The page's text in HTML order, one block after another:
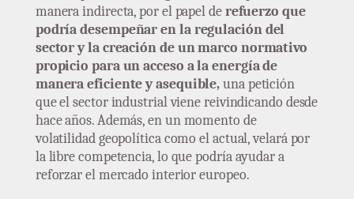
manera indirecta, por el papel derefuerzo que
podría desempeñar en la regulación del
sector y la creación de un marco normativo
propicio para un acceso a la energía de
manera eficiente y asequible,una petición
que el sector industrial viene reivindicando desde
hace años. Además, en un momento de
volatilidad geopolítica como el actual, velará por
la libre competencia, lo que podría ayudar a
reforzar el mercado interior europeo.